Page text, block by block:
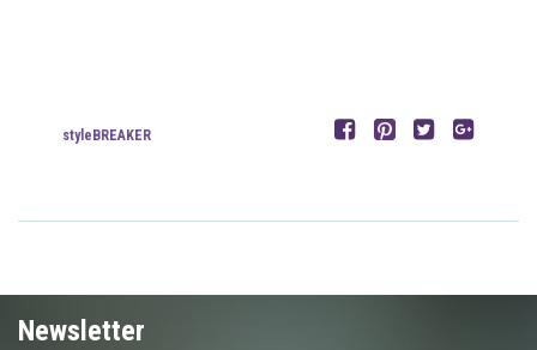
styleBREAKER
Newsletter